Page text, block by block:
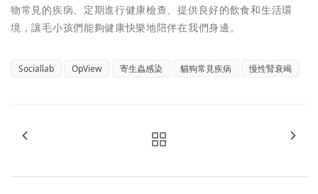
物常見的疾病、定期進行健康檢查、提供良好的飲食和生活環
境，讓毛小孩們能夠健康快樂地陪伴在我們身邊。
Sociallab OpView 寄生蟲感染 貓狗常見疾病 慢性腎衰竭